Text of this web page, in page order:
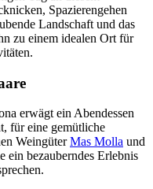
Spazierengehen
Landschaft und das
zu einem idealen Ort für
erwägt ein Abendessen
für eine gemütliche
WeingüterMas Molla und
bezauberndes Erlebnis